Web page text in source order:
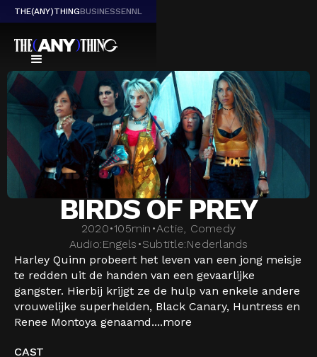
THE(ANY)THINGBUSINESSENNL
BIRDS OF PREY
2020•105min •Actie, Comedy
Audio:Engels •Subtitle:Nederlands
Harley Quinn probeert het leven van een jong meisje
te redden uit de handen van een gevaarlijke
gangster. Hierbij krijgt ze de hulp van enkele andere
vrouwelijke superhelden, Black Canary, Huntress en
Renee Montoya genaamd....more
CAST